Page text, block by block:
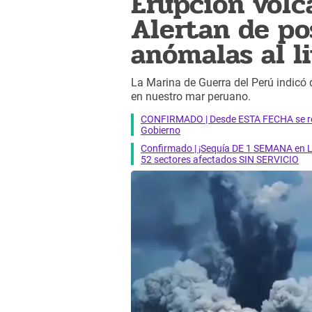
Alertan de
anómalas al
La Marina de Guerra del Perú
en nuestro mar peruano.
CONFIRMADO | Desde ESTA FECHA
Gobierno
Confirmado | ¡Sequía DE 1 SEMANA
52 sectores afectados SIN SERVICIO